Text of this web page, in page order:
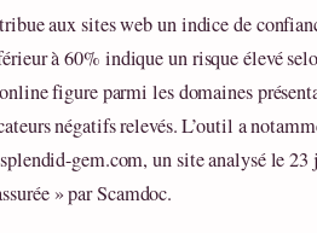
aux sites web un indice de
à 60% indique un risque élevé
figure parmi les domaines
négatifs relevés. L’outil a
gem.com, un site analysé le
» par Scamdoc.